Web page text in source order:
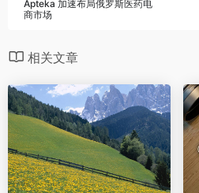
Apteka 加速布局俄罗斯医药电
商市场
相关文章